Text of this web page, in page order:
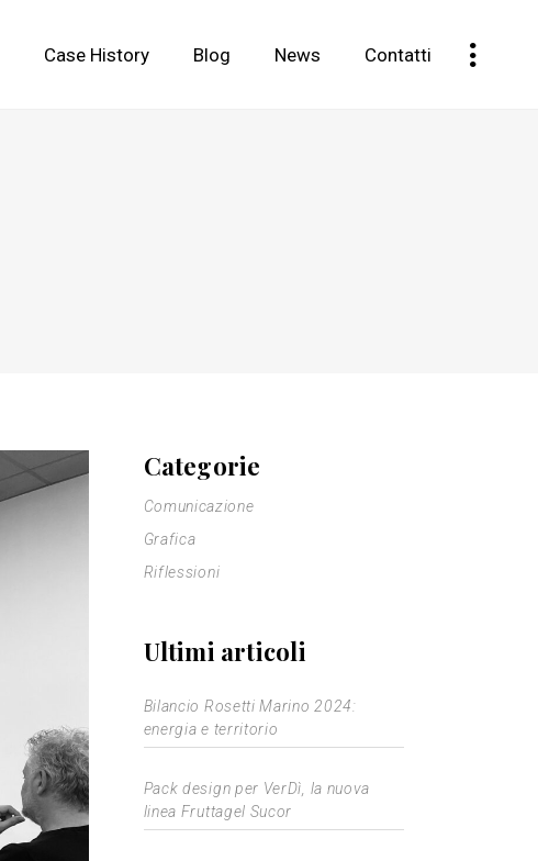
Case History Blog News Contatti
Categorie
Comunicazione
Grafica
Riflessioni
Ultimi articoli
Bilancio Rosetti Marino 2024:
energia e territorio
Pack design per VerDì, la nuova
linea Fruttagel Sucor